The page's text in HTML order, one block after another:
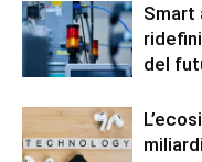
Smart
del